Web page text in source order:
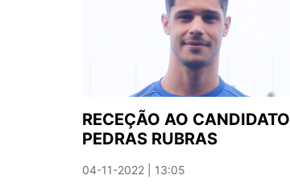
RECEÇÃO AO CANDIDATO
PEDRAS RUBRAS
04-11-2022 | 13:05